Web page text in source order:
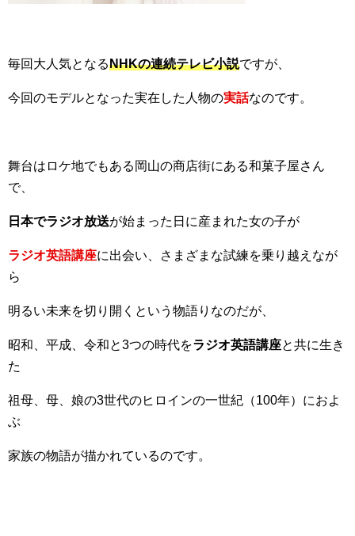
毎回大人気となるNHKの連続テレビ小説ですが、
今回のモデルとなった実在した人物の実話なのです。
舞台はロケ地でもある岡山の商店街にある和菓子屋さん
で、
日本でラジオ放送が始まった日に産まれた女の子が
ラジオ英語講座に出会い、さまざまな試練を乗り越えなが
ら
明るい未来を切り開くという物語りなのだが、
昭和、平成、令和と3つの時代をラジオ英語講座と共に生き
た
祖母、母、娘の3世代のヒロインの一世紀（100年）におよ
ぶ
家族の物語が描かれているのです。